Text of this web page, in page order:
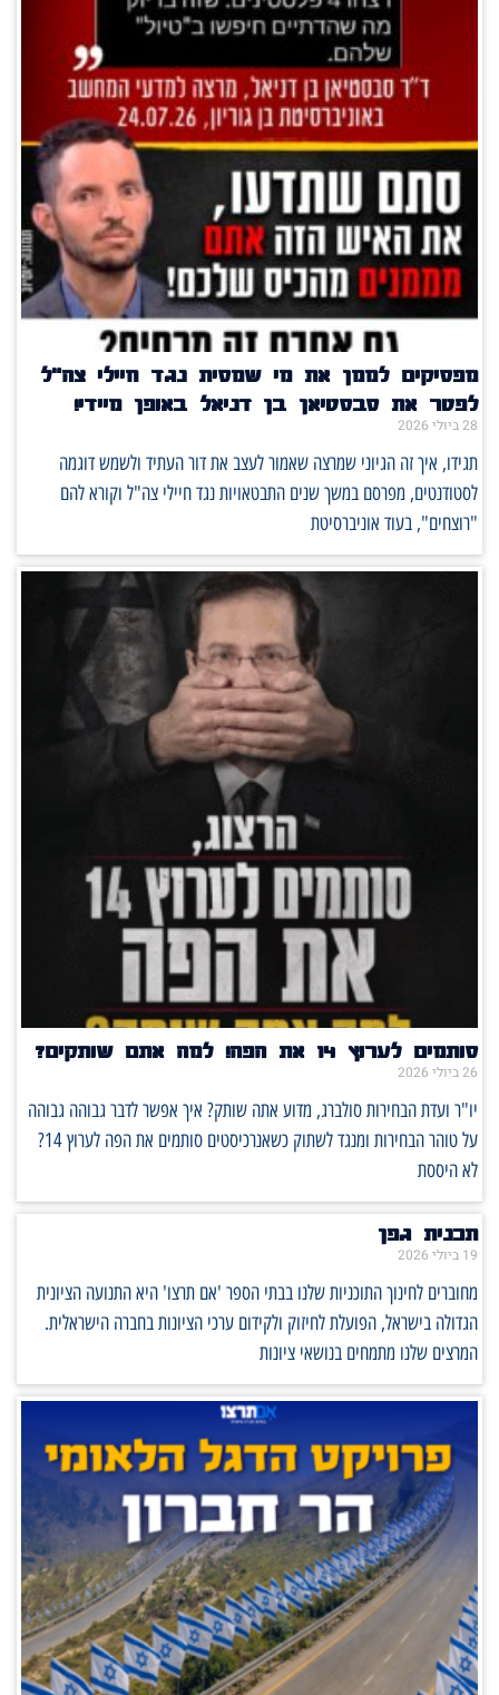
מפסיקים לממן את מי שמסית נגד חיילי צה"ל
לפטר את סבסטיאן בן דניאל באופן מיידי!
28 ביולי 2026
תגידו, איך זה הגיוני שמרצה שאמור לעצב את דור העתיד ולשמש דוגמה
לסטודנטים, מפרסם במשך שנים התבטאויות נגד חיילי צה"ל וקורא להם
"רוצחים", בעוד אוניברסיטת
סותמים לערוץ 14 את הפה! למה אתם שותקים?
26 ביולי 2026
יו"ר ועדת הבחירות סולברג, מדוע אתה שותק? איך אפשר לדבר גבוהה גבוהה
על טוהר הבחירות ומנגד לשתוק כשאנרכיסטים סותמים את הפה לערוץ 14?
לא היססת
תכנית גפן
19 ביולי 2026
מחוברים לחינוך התוכניות שלנו בבתי הספר 'אם תרצו' היא התנועה הציונית
הגדולה בישראל, הפועלת לחיזוק ולקידום ערכי הציונות בחברה הישראלית.
המרצים שלנו מתמחים בנושאי ציונות